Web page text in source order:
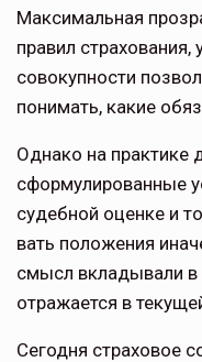
Мак­симальная
правил страхования,
совокуп­ности
понимать, какие
Однако на практике
сформулированные
судебной оцен­ке и
вать положения
смысл вкладывали в
отражается в
Сегодня страховое